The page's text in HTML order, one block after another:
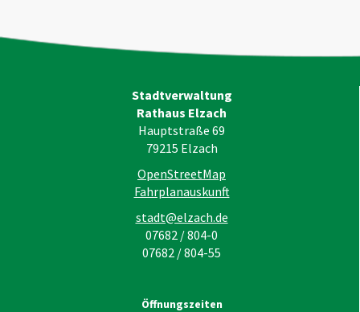
Stadtverwaltung
Rathaus Elzach
Hauptstraße 69
79215 Elzach
OpenStreetMap
Fahrplanauskunft
stadt@elzach.de
07682 / 804-0
07682 / 804-55
Öffnungszeiten